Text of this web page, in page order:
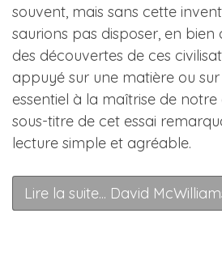
souvent, mais sans cette
saurions pas disposer, en
des découvertes de ces
appuyé sur une matière ou
essentiel à la maîtrise de notre
sous-titre de cet essai
lecture simple et agréable.
Lire la suite... David